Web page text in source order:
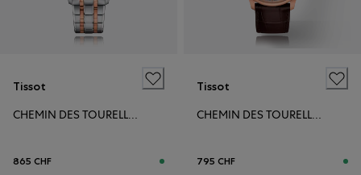
Tissot
CHEMIN DES TOURELLES POWERMATIC 80 34MM
865 CHF
Tissot
CHEMIN DES TOURELLES POWERMATIC 80 39MM
795 CHF